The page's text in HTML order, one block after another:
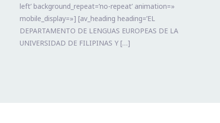
left’ background_repeat=’no-repeat’ animation=»
mobile_display=»] [av_heading heading=’EL
DEPARTAMENTO DE LENGUAS EUROPEAS DE LA
UNIVERSIDAD DE FILIPINAS Y […]